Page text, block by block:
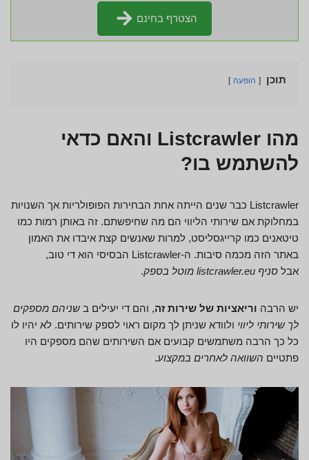
הצטרף בחינם
תוכן הופעה
מהו Listcrawler והאם כדאי
להשתמש בו?
Listcrawler כבר שנים הייתה אחת הבחירות הפופולריות אך השנויות
במחלוקת אם שירותי הליווי הם מה שחיפשתם. זה באותן רמות כמו
טיטאנים כמו קרייגסליסט, למרות שאנשים קצת איבדו את האמון
באתר הזה מכמה סיבות. ה-Listcrawler הבסיסי הוא די טוב,
אבל סניף listcrawler.eu מוטל בספק .
יש הרבה וריאציות של שירות זה, והם די יעילים ב שניהם מספקים
לך שירותי ליווי ולוודא שניתן לך מקום ראוי לספק שירותים. לא יהיו לו
כל כך הרבה משתמשים קבועים אם השירותים שהם מספקים היו
פתטיים השוואה לאחרים במקצוע.